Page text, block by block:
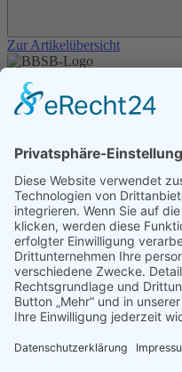
Zur Artikelübersicht
Unser Angebot
Shop
Datenschutz
Kontakt
Transparenzerklärung
BBSB-Inform:
für sehbehinderte
Anmeldung Newsletter
Unser Newsletter